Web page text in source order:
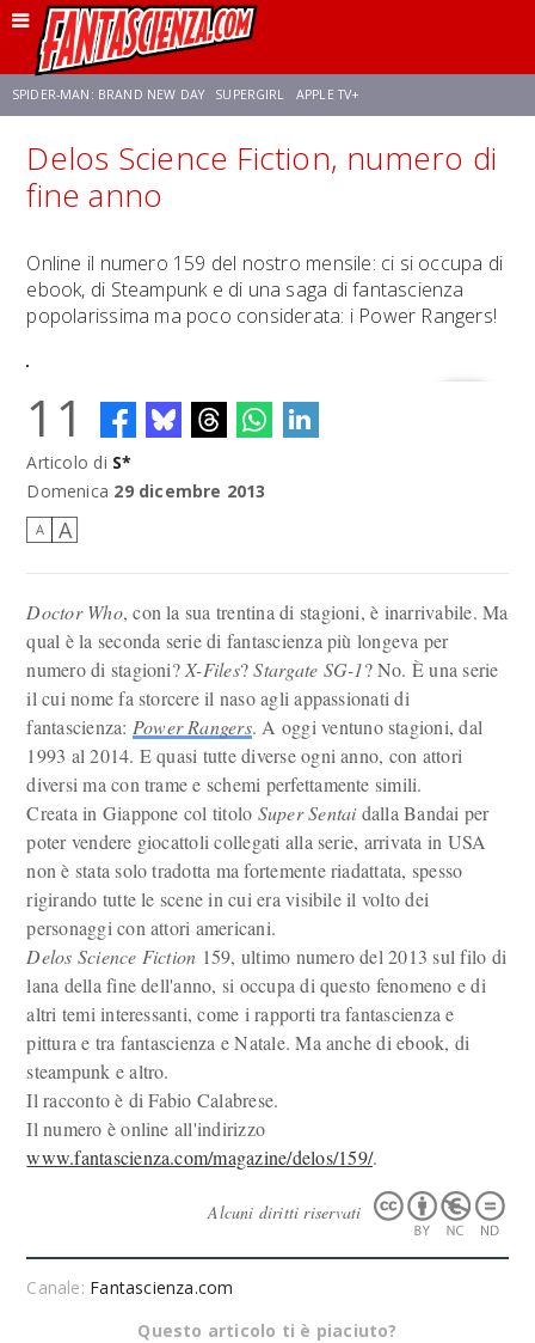
SPIDER-MAN: BRAND NEW DAY SUPERGIRL APPLE TV+
FRANCO RICCIARDIELLO ZENDAYA STAR TREK AVENGERS: DOOMSDAY
Delos Science Fiction, numero di
fine anno
Online il numero 159 del nostro mensile: ci si occupa di
ebook, di Steampunk e di una saga di fantascienza
popolarissima ma poco considerata: i Power Rangers!
11
Articolo di S*
Domenica 29 dicembre 2013
A A
Doctor Who, con la sua trentina di stagioni, è inarrivabile. Ma
qual è la seconda serie di fantascienza più longeva per
numero di stagioni? X-Files?Stargate SG-1? No. È una serie
il cui nome fa storcere il naso agli appassionati di
fantascienza: Power Rangers. A oggi ventuno stagioni, dal
1993 al 2014. E quasi tutte diverse ogni anno, con attori
diversi ma con trame e schemi perfettamente simili.
Creata in Giappone col titolo Super Sentaidalla Bandai per
poter vendere giocattoli collegati alla serie, arrivata in USA
non è stata solo tradotta ma fortemente riadattata, spesso
rigirando tutte le scene in cui era visibile il volto dei
personaggi con attori americani.
Delos Science Fiction 159, ultimo numero del 2013 sul filo di
lana della fine dell'anno, si occupa di questo fenomeno e di
altri temi interessanti, come i rapporti tra fantascienza e
pittura e tra fantascienza e Natale. Ma anche di ebook, di
steampunk e altro.
Il racconto è di Fabio Calabrese.
Il numero è online all'indirizzo
www.fantascienza.com/magazine/delos/159/.
Alcuni diritti riservati
Canale: Fantascienza.com
Questo articolo ti è piaciuto?